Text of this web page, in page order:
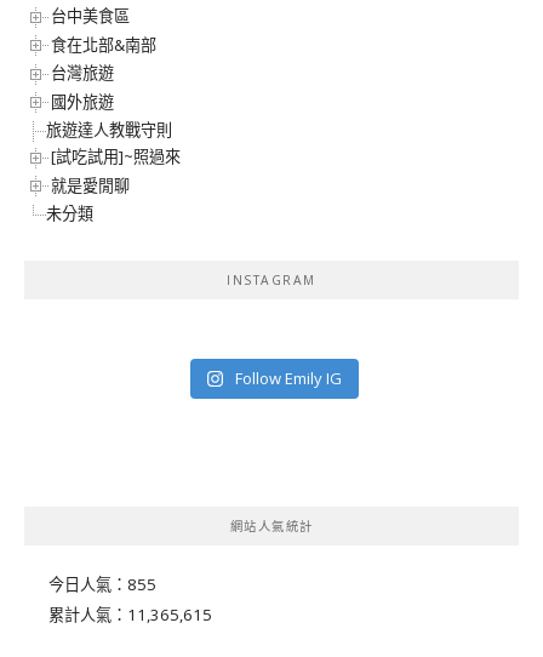
台中美食區
食在北部&南部
台灣旅遊
國外旅遊
旅遊達人教戰守則
[試吃試用]~照過來
就是愛閒聊
未分類
INSTAGRAM
Follow Emily IG
網站人氣統計
今日人氣： 855
累計人氣： 11,365,615